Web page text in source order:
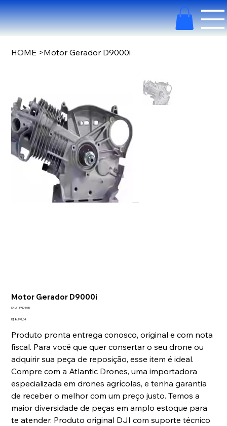
HOME >Motor Gerador D9000i
Motor Gerador D9000i
SKU: SKU
PRD408
Preço
R$ 8.191,54
Produto pronta entrega conosco, original e com nota
fiscal. Para você que quer consertar o seu drone ou
adquirir sua peça de reposição, esse item é ideal.
Compre com a Atlantic Drones, uma importadora
especializada em drones agrícolas, e tenha garantia
de receber o melhor com um preço justo. Temos a
maior diversidade de peças em amplo estoque para
te atender. Produto original DJI com suporte técnico